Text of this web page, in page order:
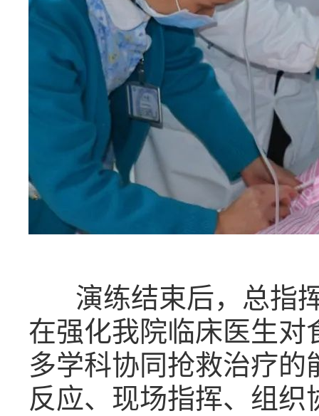
演练结束后，总指挥
在强化我院临床医生对
多学科协同抢救治疗
反应、现场指挥、组